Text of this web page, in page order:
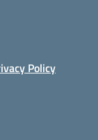
Policy